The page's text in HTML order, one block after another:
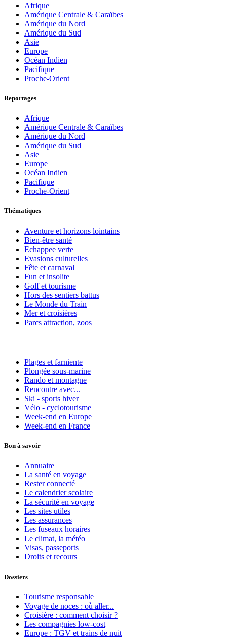
Afrique
Amérique Centrale & Caraïbes
Amérique du Nord
Amérique du Sud
Asie
Europe
Océan Indien
Pacifique
Proche-Orient
Reportages
Afrique
Amérique Centrale & Caraïbes
Amérique du Nord
Amérique du Sud
Asie
Europe
Océan Indien
Pacifique
Proche-Orient
Thématiques
Aventure et horizons lointains
Bien-être santé
Echappee verte
Evasions culturelles
Fête et carnaval
Fun et insolite
Golf et tourisme
Hors des sentiers battus
Le Monde du Train
Mer et croisières
Parcs attraction, zoos
Plages et farniente
Plongée sous-marine
Rando et montagne
Rencontre avec...
Ski - sports hiver
Vélo - cyclotourisme
Week-end en Europe
Week-end en France
Bon à savoir
Annuaire
La santé en voyage
Rester connecté
Le calendrier scolaire
La sécurité en voyage
Les sites utiles
Les assurances
Les fuseaux horaires
Le climat, la météo
Visas, passeports
Droits et recours
Dossiers
Tourisme responsable
Voyage de noces : où aller...
Croisière : comment choisir ?
Les compagnies low-cost
Europe : TGV et trains de nuit